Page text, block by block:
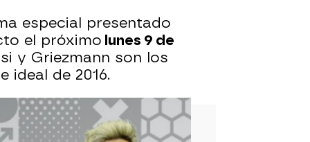
especial presentado
el próximo lunes 9 de
y Griezmann son los
ideal de 2016.